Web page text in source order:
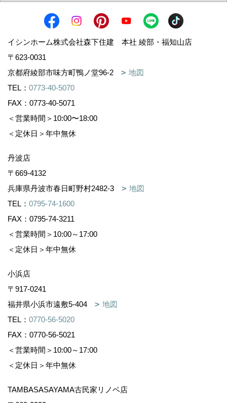
イシンホーム株式会社森下住建 本社 綾部・福知山店
〒623-0031
京都府綾部市味方町鴨ノ堂96-2
地図
TEL： 0773-40-5070
FAX：0773-40-5071
＜営業時間＞10:00〜18:00
＜定休日＞年中無休
丹波店
〒669-4132
兵庫県丹波市春日町野村2482-3
地図
TEL： 0795-74-1600
FAX：0795-74-3211
＜営業時間＞10:00～17:00
＜定休日＞年中無休
小浜店
〒917-0241
福井県小浜市遠敷5-404
地図
TEL： 0770-56-5020
FAX：0770-56-5021
＜営業時間＞10:00～17:00
＜定休日＞年中無休
TAMBASASAYAMA古民家リノベ店